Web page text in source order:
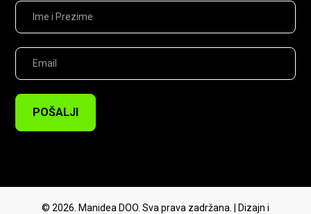
POŠALJI
© 2026. Manidea DOO. Sva prava zadržana. | Dizajn i